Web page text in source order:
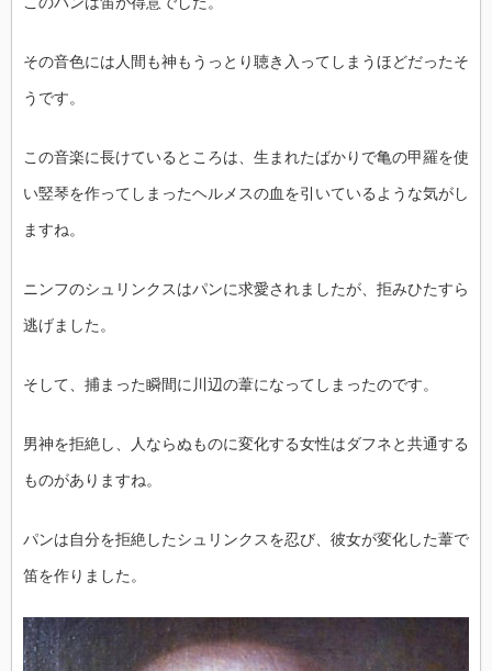
その音色には人間も神もうっとり聴き入ってしまうほどだったそ
うです。
この音楽に長けているところは、生まれたばかりで亀の甲羅を使
い竪琴を作ってしまったヘルメスの血を引いているような気がし
ますね。
ニンフのシュリンクスはパンに求愛されましたが、拒みひたすら
逃げました。
そして、捕まった瞬間に川辺の葦になってしまったのです。
男神を拒絶し、人ならぬものに変化する女性はダフネと共通する
ものがありますね。
パンは自分を拒絶したシュリンクスを忍び、彼女が変化した葦で
笛を作りました。